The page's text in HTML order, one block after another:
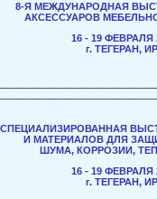
8-Я МЕЖДУНАРОДНАЯ
АКСЕССУАРОВ
16 - 19 ФЕВРАЛЯ
г. ТЕГЕРАН,
СПЕЦИАЛИЗИРОВАННАЯ
И МАТЕРИАЛОВ ДЛЯ
ШУМА, КОРРОЗИИ,
16 - 19 ФЕВРАЛЯ
г. ТЕГЕРАН,